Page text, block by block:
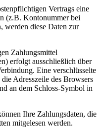
Vertrags eine
(z.B. Kontonummer bei
werden diese Daten zur
Zahlungsmittel
erfolgt ausschließlich über
Eine verschlüsselte
Adresszeile des Browsers
an dem Schloss-Symbol in
Ihre Zahlungsdaten, die
mitgelesen werden.